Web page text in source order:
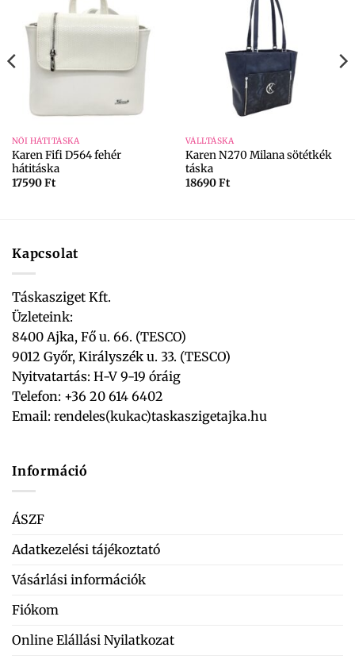
NŐI HÁTITÁSKA
Karen Fifi D564 fehér
hátitáska
17590Ft
VÁLLTÁSKA
Karen N270 Milana sötétkék
táska
18690Ft
Kapcsolat
Táskasziget Kft.
Üzleteink:
8400 Ajka, Fő u. 66. (TESCO)
9012 Győr, Királyszék u. 33. (TESCO)
Nyitvatartás: H-V 9-19 óráig
Telefon: +36 20 614 6402
Email: rendeles(kukac)taskaszigetajka.hu
Információ
ÁSZF
Adatkezelési tájékoztató
Vásárlási információk
Fiókom
Online Elállási Nyilatkozat